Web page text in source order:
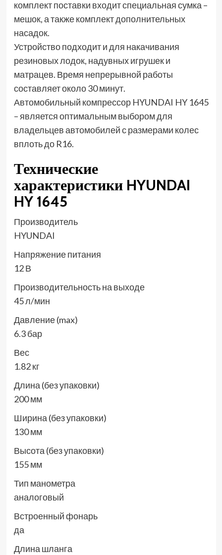
комплект поставки входит специальная сумка –
мешок, а также комплект дополнительных
насадок.
Устройство подходит и для накачивания
резиновых лодок, надувных игрушек и
матрацев. Время непрерывной работы
составляет около 30 минут.
Автомобильный компрессор HYUNDAI HY 1645
– является оптимальным выбором для
владельцев автомобилей с размерами колес
вплоть до R16.
Технические
характеристики HYUNDAI
HY 1645
Производитель
HYUNDAI
Напряжение питания
12 В
Производительность на выходе
45 л/мин
Давление (max)
6.3 бар
Вес
1.82 кг
Длина (без упаковки)
200 мм
Ширина (без упаковки)
130 мм
Высота (без упаковки)
155 мм
Тип манометра
аналоговый
Встроенный фонарь
да
Длина шланга